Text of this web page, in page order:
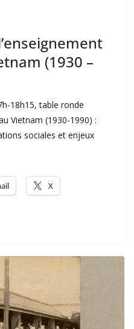
(1930 –
18h15, table ronde
Vietnam (1930-1990) :
sociales et enjeux
X